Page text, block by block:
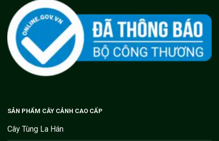
SẢN PHẨM CÂY CẢNH CAO CẤP
Cây Tùng La Hán